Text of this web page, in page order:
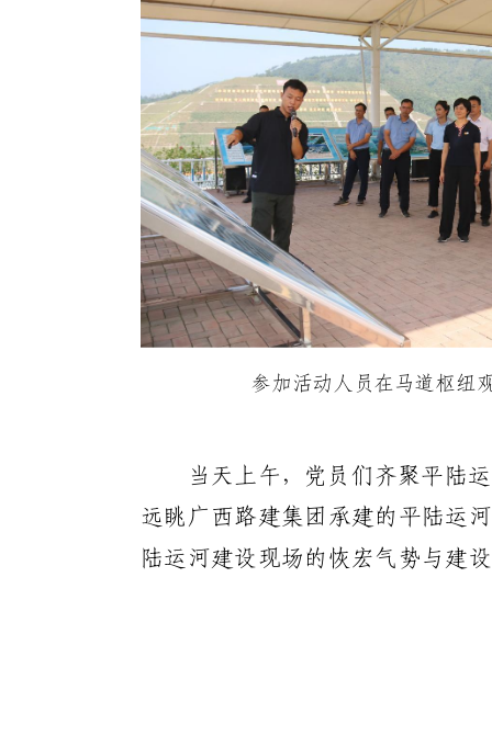
参加活动人员在马道枢纽
当天上午，党员们齐聚平陆
远眺广西路建集团承建的平陆运
陆运河建设现场的恢宏气势与建